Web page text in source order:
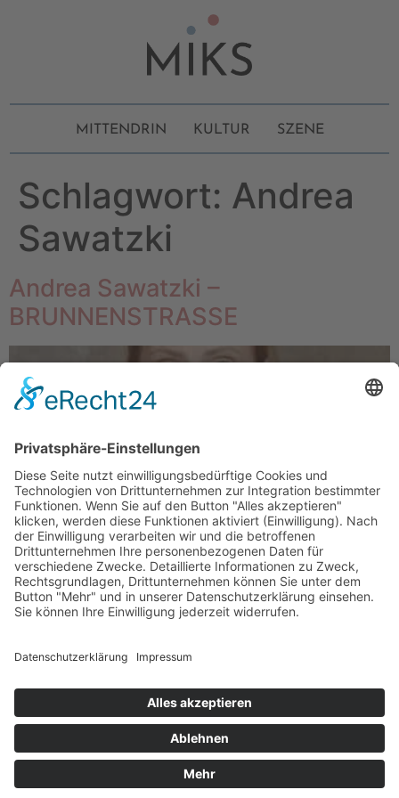
MITTENDRIN KULTUR SZENE
Schlagwort: Andrea
Sawatzki
Andrea Sawatzki –
BRUNNENSTRASSE
einer Andrea Sawatzki, die sich um ihren an Alzheimer
so lebendig und die Erzählungen rühren Herzen und
rücken die Schauspielerin in anderes Licht.
Datenschutzerklärung